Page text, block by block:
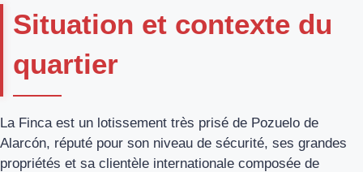
Situation et contexte du
quartier
La Finca est un lotissement très prisé de Pozuelo de
Alarcón, réputé pour son niveau de sécurité, ses grandes
propriétés et sa clientèle internationale composée de